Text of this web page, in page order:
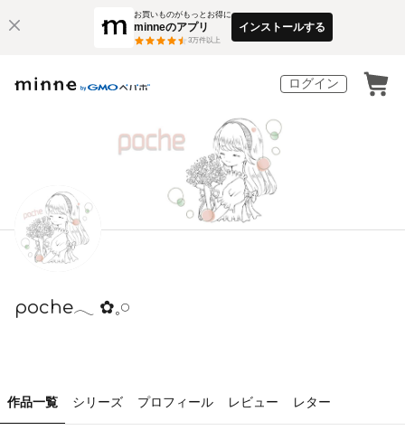
お買いものがもっとお得に
minneのアプリ
3万件以上
インストールする
ログイン
poche𓂃 ✿𓈒𓏸
作品一覧 シリーズ プロフィール レビュー レター